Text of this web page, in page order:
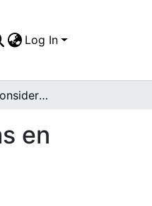
Log In
"Levapan" esta considerada como una de las empresas pioneras en el desarrollo de la región
en